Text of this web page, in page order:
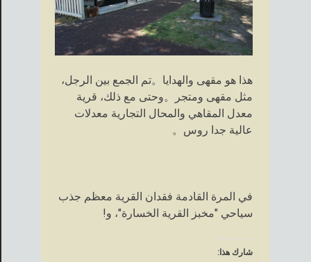
هذا هو مقهى والهدايا。تم الجمع بين الرجل،
مثل مقهى ومتجر。وحتى مع ذلك، قرية
معدل المقاهي والمحال التجارية معدلات
عالية جدا روس。
في المرة القادمة فقدان القرية معظم جذب
سياحي "مخبز القرية الخسارة"، و!
شارك هذا: